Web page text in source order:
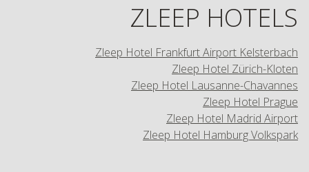
ZLEEP HOTELS
Zleep Hotel Frankfurt Airport Kelsterbach
Zleep Hotel Zürich-Kloten
Zleep Hotel Lausanne-Chavannes
Zleep Hotel Prague
Zleep Hotel Madrid Airport
Zleep Hotel Hamburg Volkspark